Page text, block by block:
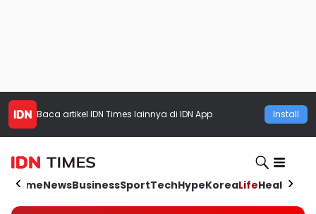
Baca artikel IDN Times lainnya di IDN App Install
HomeNewsBusinessSportTechHypeKoreaLifeHealth